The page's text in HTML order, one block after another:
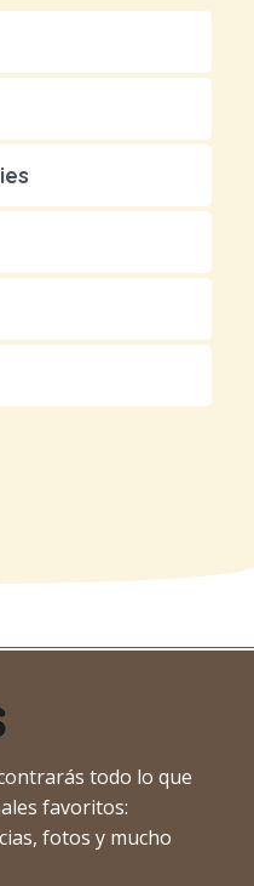
todo lo que
favoritos:
fotos y mucho